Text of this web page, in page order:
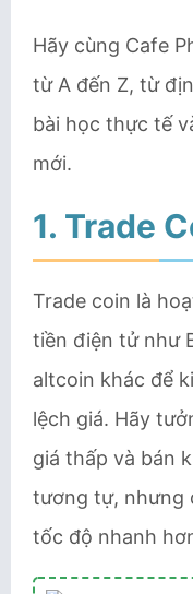
Hãy cùng Cafe
từ A đến Z, từ
bài học thực tế
mới.
1. Trade
Trade coin là
tiền điện tử như
altcoin khác để
lệch giá. Hãy
giá thấp và bán
tương tự, nhưng
tốc độ nhanh